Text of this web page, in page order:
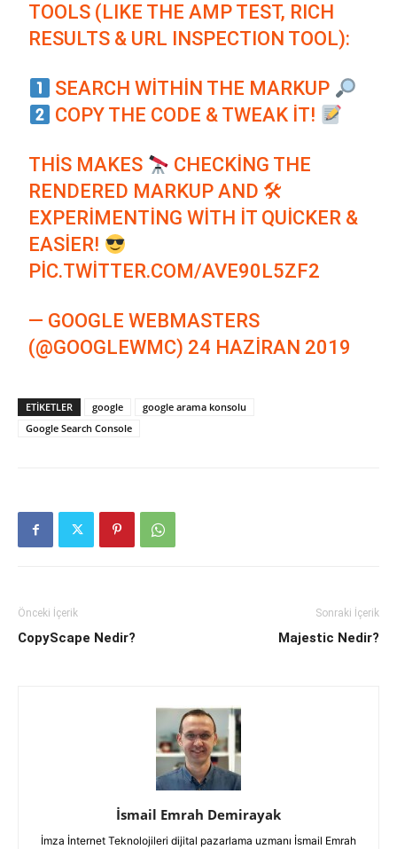
TOOLS (LIKE THE AMP TEST, RICH
RESULTS & URL INSPECTION TOOL):
SEARCH WITHIN THE MARKUP
COPY THE CODE & TWEAK IT!
THIS MAKES
CHECKING THE
RENDERED MARKUP AND 🛠
EXPERIMENTING WITH IT QUICKER &
EASIER!
PIC.TWITTER.COM/AVE90L5ZF2
— GOOGLE WEBMASTERS
(@GOOGLEWMC) 24 HAZIRAN 2019
ETIKETLER google
google arama konsolu
Google Search Console
Önceki İçerik
CopyScape Nedir?
Sonraki İçerik
Majestic Nedir?
İsmail Emrah Demirayak
İmza İnternet Teknolojileri dijital pazarlama uzmanı İsmail Emrah